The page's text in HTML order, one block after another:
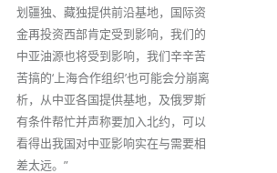
划疆独、藏独提供前沿基地，国际资
金再投资西部肯定受到影响，我们的
中亚油源也将受到影响，我们辛辛苦
苦搞的‘上海合作组织’也可能会分崩离
析，从中亚各国提供基地，及俄罗斯
有条件帮忙并声称要加入北约，可以
看得出我国对中亚影响实在与需要相
差太远。”